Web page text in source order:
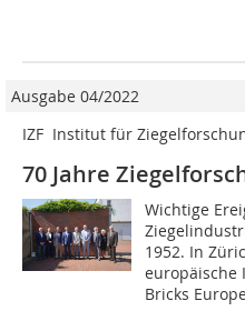
Ausgabe 04/2022
IZF  Institut für
70 Jahre
Wichtige
1952. In
europäische
Bricks